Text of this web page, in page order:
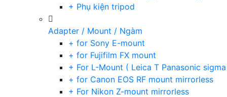
+ Phụ kiện tripod
Adapter / Mount / Ngàm
+ for Sony E-mount
+ for Fujifilm FX mount
+ For L-Mount ( Leica T Panasonic
+ for Canon EOS RF mount mirrorless
+ For Nikon Z-mount mirrorless